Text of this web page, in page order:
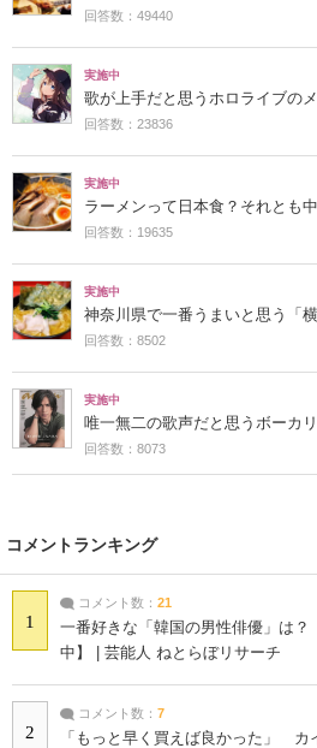
回答数：49440
実施中
歌が上手だと思うホロライブの
回答数：23836
実施中
ラーメンって日本食？それとも
回答数：19635
実施中
神奈川県で一番うまいと思う「
回答数：8502
実施中
唯一無二の歌声だと思うボーカ
回答数：8073
コメントランキング
1
コメント数： 21
一番好きな「韓国の男性俳優」は？
中】 | 芸能人 ねとらぼリサーチ
2
コメント数： 7
「もっと早く買えば良かった」 カ